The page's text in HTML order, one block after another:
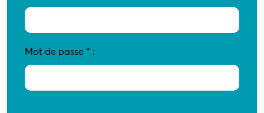
Mot de passe * :